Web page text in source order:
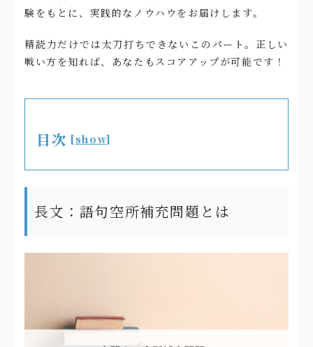
験をもとに、実践的なノウハウをお届けします。
精読力だけでは太刀打ちできないこのパート。正しい
戦い方を知れば、あなたもスコアアップが可能です！
目次 [show]
長文：語句空所補充問題とは